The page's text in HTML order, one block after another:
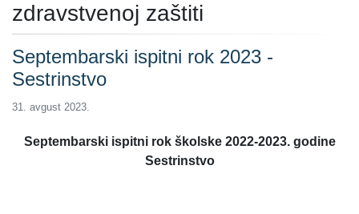
zdravstvenoj zaštiti
Septembarski ispitni rok 2023 -
Sestrinstvo
31. avgust 2023.
Septembarski ispitni rok školske 2022-2023. godine
Sestrinstvo